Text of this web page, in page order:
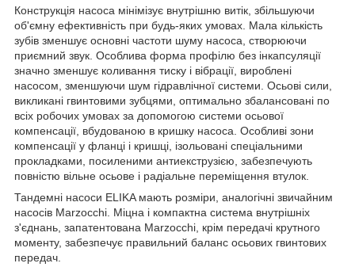
Конструкція насоса мінімізує внутрішню витік, збільшуючи
об'ємну ефективність при будь-яких умовах. Мала кількість
зубів зменшує основні частоти шуму насоса, створюючи
приємний звук. Особлива форма профілю без інкапсуляції
значно зменшує коливання тиску і вібрації, вироблені
насосом, зменшуючи шум гідравлічної системи. Осьові сили,
викликані гвинтовими зубцями, оптимально збалансовані по
всіх робочих умовах за допомогою системи осьової
компенсації, вбудованою в кришку насоса. Особливі зони
компенсації у фланці і кришці, ізольовані спеціальними
прокладками, посиленими антиекструзією, забезпечують
повністю вільне осьове і радіальне переміщення втулок.
Тандемні насоси ELIKA мають розміри, аналогічні звичайним
насосів Marzocchi. Міцна і компактна система внутрішніх
з'єднань, запатентована Marzocchi, крім передачі крутного
моменту, забезпечує правильний баланс осьових гвинтових
передач.